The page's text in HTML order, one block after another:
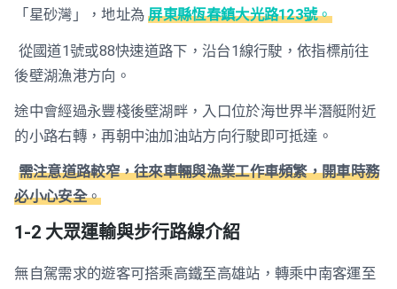
「星砂灣」，地址為屏東縣恆春鎮大光路123號。
從國道1號或88快速道路下，沿台1線行駛，依指標前往
後壁湖漁港方向。
途中會經過永豐棧後壁湖畔，入口位於海世界半潛艇附近
的小路右轉，再朝中油加油站方向行駛即可抵達。
需注意道路較窄，往來車輛與漁業工作車頻繁，開車時務
必小心安全。
1-2 大眾運輸與步行路線介紹
無自駕需求的遊客可搭乘高鐵至高雄站，轉乘中南客運至